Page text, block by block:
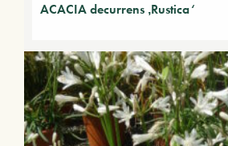
ACACIA decurrens ‚Rustica‘